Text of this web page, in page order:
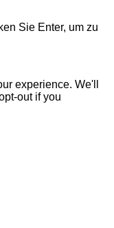
Sie Enter, um zu
experience. We'll
out if you